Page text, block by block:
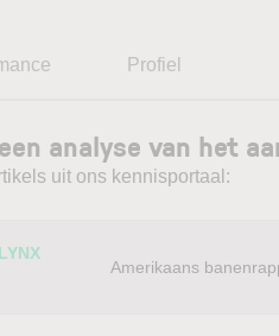
Profiel
analyse van het
uit ons kennisportaal:
Amerikaans